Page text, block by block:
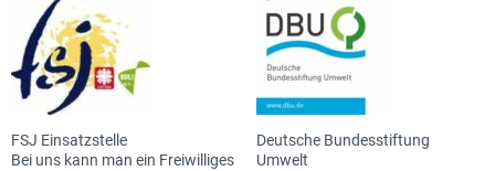
FSJ Einsatzstelle
Bei uns kann man ein Freiwilliges
Deutsche Bundesstiftung
Umwelt